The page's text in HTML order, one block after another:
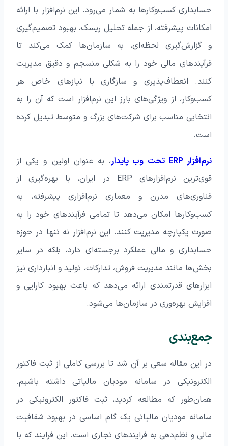
حسابداری کسب‌وکارها به شمار می‌رود. این نرم‌افزار با ارائه
امکانات پیشرفته، از جمله تحلیل ریسک، بهبود تصمیم‌گیری
و گزارش‌گیری لحظه‌ای، به سازمان‌ها کمک می‌کند تا
فرآیندهای مالی خود را به شکلی منسجم و دقیق مدیریت
کنند. انعطاف‌پذیری و سازگاری با نیازهای خاص هر
کسب‌وکار، از ویژگی‌های بارز این نرم‌افزار است که آن را به
انتخابی مناسب برای شرکت‌های بزرگ و متوسط تبدیل کرده
است.
نرم‌افزار ERP تحت وب پایدار
، به عنوان اولین و یکی از
قوی‌ترین نرم‌افزارهای ERP در ایران، با بهره‌گیری از
فناوری‌های مدرن و معماری نرم‌افزاری پیشرفته، به
کسب‌وکارها امکان می‌دهد تا تمامی فرآیندهای خود را به
صورت یکپارچه مدیریت کنند. این نرم‌افزار نه تنها در حوزه
حسابداری و مالی عملکرد برجسته‌ای دارد، بلکه در سایر
بخش‌ها مانند مدیریت فروش، تدارکات، تولید و انبارداری نیز
ابزارهای قدرتمندی ارائه می‌دهد که باعث بهبود کارایی و
افزایش بهره‌وری در سازمان‌ها می‌شود.
جمع‌بندی
در این مقاله سعی بر آن شد تا بررسی کاملی از ثبت فاکتور
الکترونیکی در سامانه مودیان مالیاتی داشته باشیم.
همان‌طور که مطالعه کردید، ثبت فاکتور الکترونیکی در
سامانه مودیان مالیاتی یک گام اساسی در بهبود شفافیت
مالی و نظم‌دهی به فرایندهای تجاری است. این فرایند که با